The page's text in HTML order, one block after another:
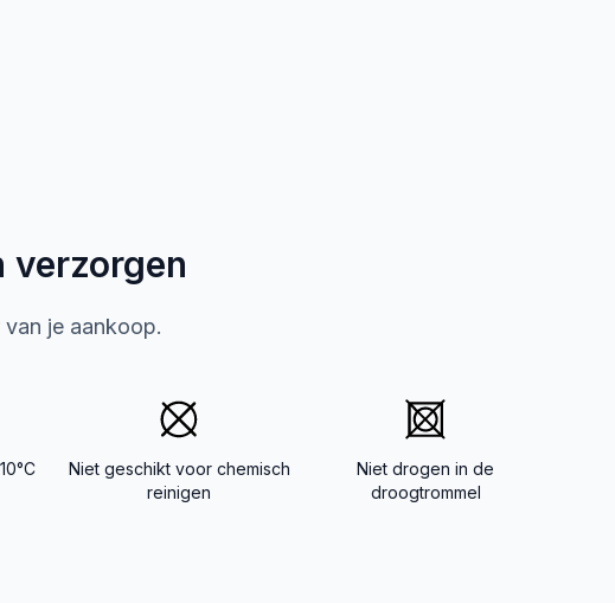
verzorgen
je aankoop.
Niet geschikt voor chemisch
reinigen
Niet drogen in de
droogtrommel